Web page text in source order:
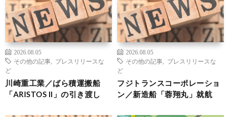
2026.08.05
その他の記事
プレスリリースな
ど
川崎重工業／ばら積運搬船
「ARISTOS II」の引き渡し
2026.08.05
その他の記事
プレスリリースな
ど
フジトランスコーポレーショ
ン／新造船「蓉翔丸」就航